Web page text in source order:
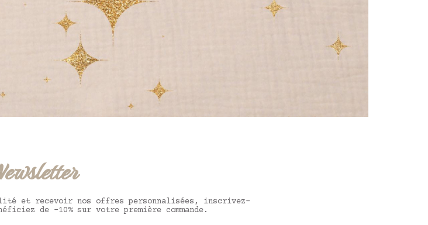
et recevoir nos offres personnalisées, inscrivez-
de -10% sur votre première commande.